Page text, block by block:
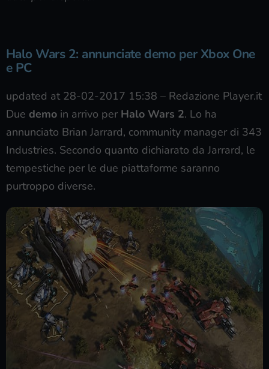
Halo Wars 2: annunciate demo per Xbox One
e PC
updated at 28-02-2017 15:38 – Redazione Player.it
Due demo in arrivo per Halo Wars 2. Lo ha
annunciato Brian Jarrard, community manager di 343
Industries. Secondo quanto dichiarato da Jarrard, le
tempestiche per le due piattaforme saranno
purtroppo diverse.